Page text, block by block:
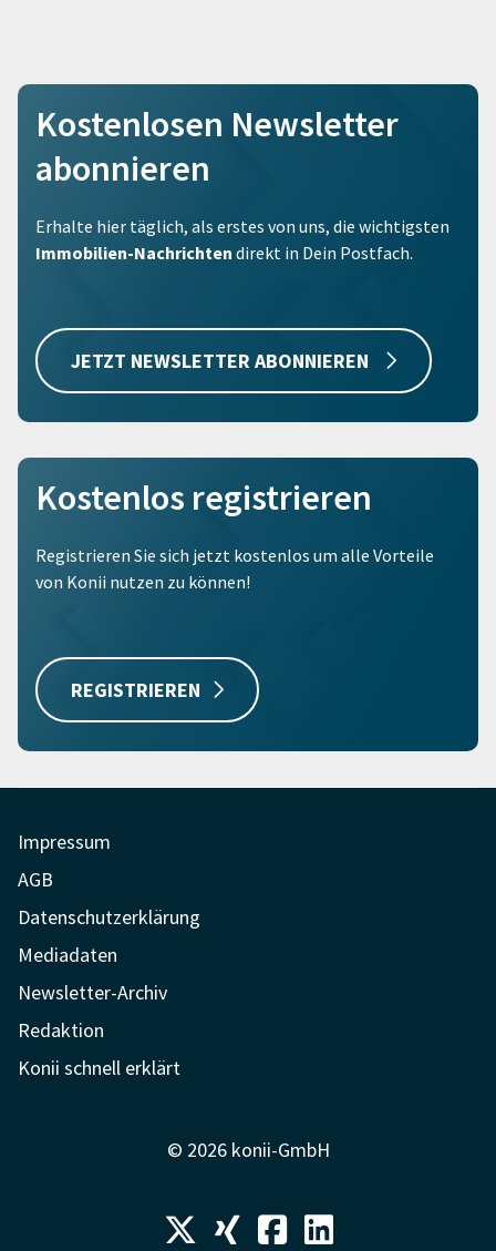
Kostenlosen Newsletter
abonnieren
Erhalte hier täglich, als erstes von uns, die wichtigsten
Immobilien-Nachrichten direkt in Dein Postfach.
JETZT NEWSLETTER ABONNIEREN
Kostenlos registrieren
Registrieren Sie sich jetzt kostenlos um alle Vorteile
von Konii nutzen zu können!
REGISTRIEREN
Impressum
AGB
Datenschutzerklärung
Mediadaten
Newsletter-Archiv
Redaktion
Konii schnell erklärt
© 2026 konii-GmbH